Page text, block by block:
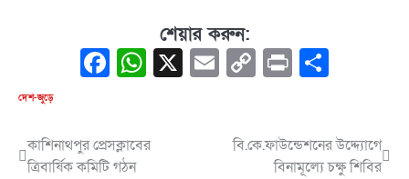
শেয়ার করুন:
Facebook
WhatsApp
X EmailCopy
Print
দেশ-জুড়ে
Post
কাশিনাথপুর প্রেসক্লাবের
ত্রিবার্ষিক কমিটি গঠন
বি.কে.ফাউন্ডেশনের উদ্দ্যোগে
বিনামূল্যে চক্ষু শিবির